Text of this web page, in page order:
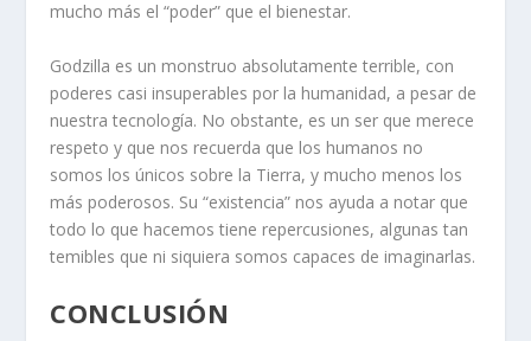
mucho más el “poder” que el bienestar.
Godzilla es un monstruo absolutamente terrible, con
poderes casi insuperables por la humanidad, a pesar de
nuestra tecnología. No obstante, es un ser que merece
respeto y que nos recuerda que los humanos no
somos los únicos sobre la Tierra, y mucho menos los
más poderosos. Su “existencia” nos ayuda a notar que
todo lo que hacemos tiene repercusiones, algunas tan
temibles que ni siquiera somos capaces de imaginarlas.
CONCLUSIÓN